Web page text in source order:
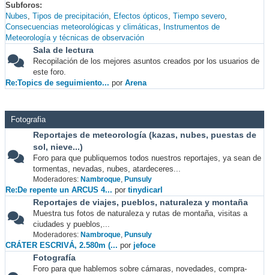
Subforos
Nubes Tipos de precipitación Efectos ópticos Tiempo severo
Consecuencias meteorológicas y climáticas
Instrumentos de
Meteorología y técnicas de observación
Sala de lectura
Recopilación de los mejores asuntos creados por los usuarios de
este foro.
Re:Topics de seguimiento... por Arena
Fotografia
Reportajes de meteorología (kazas, nubes, puestas de
sol, nieve...)
Foro para que publiquemos todos nuestros reportajes, ya sean de
tormentas, nevadas, nubes, atardeceres...
Moderadores: Nambroque, Punsuly
Re:De repente un ARCUS 4... por tinydicarl
Reportajes de viajes, pueblos, naturaleza y montaña
Muestra tus fotos de naturaleza y rutas de montaña, visitas a
ciudades y pueblos,...
Moderadores: Nambroque, Punsuly
CRÁTER ESCRIVÁ, 2.580m (... por jefoce
Fotografía
Foro para que hablemos sobre cámaras, novedades, compra-